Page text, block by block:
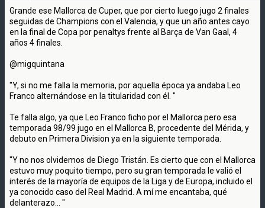
Grande ese Mallorca de Cuper, que por cierto luego jugo 2 finales
seguidas de Champions con el Valencia, y que un año antes cayo
en la final de Copa por penaltys frente al Barça de Van Gaal, 4
años 4 finales.
@migquintana
"Y, si no me falla la memoria, por aquella época ya andaba Leo
Franco alternándose en la titularidad con él. "
Te falla algo, ya que Leo Franco ficho por el Mallorca pero esa
temporada 98/99 jugo en el Mallorca B, procedente del Mérida, y
debuto en Primera Division ya en la siguiente temporada.
"Y no nos olvidemos de Diego Tristán. Es cierto que con el Mallorca
estuvo muy poquito tiempo, pero su gran temporada le valió el
interés de la mayoría de equipos de la Liga y de Europa, incluido el
ya conocido caso del Real Madrid. A mí me encantaba, qué
delanterazo... "